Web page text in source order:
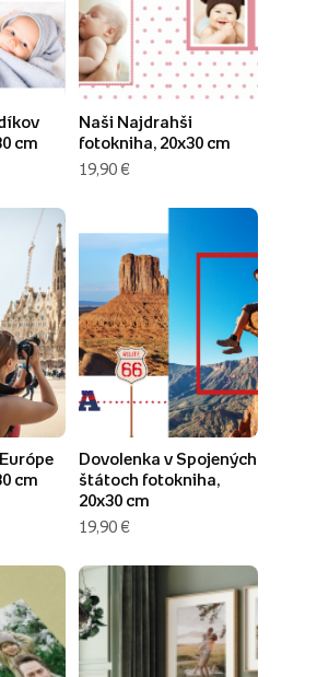
cm
Naši Najdrahši
fotokniha, 20x30 cm
19,90 €
cm
Dovolenka v Spojených
štátoch fotokniha,
20x30 cm
19,90 €